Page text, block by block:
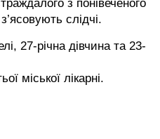
з понівеченого
слідчі.
27-річна дівчина та 23-
міської лікарні.